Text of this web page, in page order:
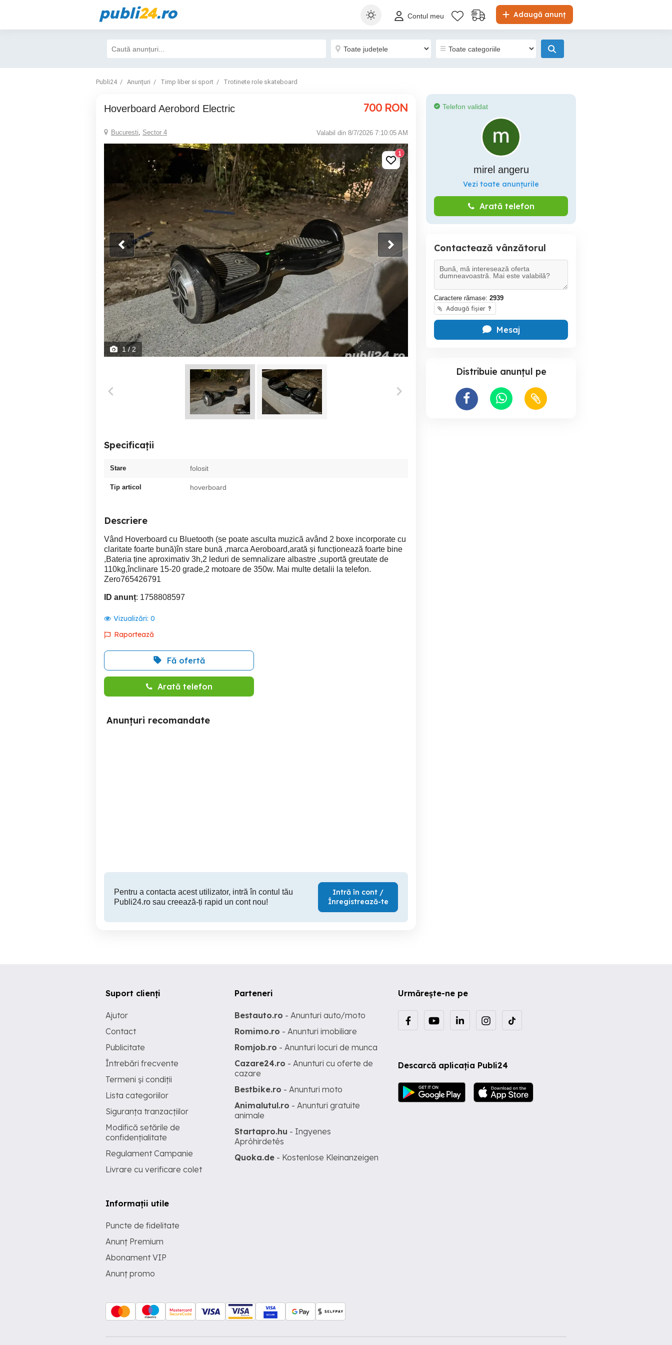
publi24.ro Adaugă anunț
Contul meu
Publi24 Anunțuri Timp liber si sport Trotinete role skateboard
Hoverboard Aerobord Electric 700 RON
Bucuresti, Sector 4 Valabil din 8/7/2026 7:10:05 AM
1
1 / 2
Specificații
Stare folosit
Tip articol hoverboard
Descriere
Vând Hoverboard cu Bluetooth (se poate asculta muzică având 2 boxe incorporate cu
claritate foarte bună)în stare bună ,marca Aeroboard,arată și funcționează foarte bine
,Bateria ține aproximativ 3h,2 leduri de semnalizare albastre ,suportă greutate de
110kg,înclinare 15-20 grade,2 motoare de 350w. Mai multe detalii la telefon.
Zero765426791
ID anunț: 1758808597
Vizualizări: 0
Raportează
Fă ofertă
Arată telefon
Anunțuri recomandate
Pentru a contacta acest utilizator, intră în contul tău
Publi24.ro sau creează-ți rapid un cont nou!
Intră în cont /
Înregistrează-te
Telefon validat
mirel angeru
Vezi toate anunțurile
Arată telefon
Contactează vânzătorul
Caractere rămase: 2939
Adaugă fișier ?
Mesaj
Distribuie anunțul pe
Urmărește-ne pe
Descarcă aplicația Publi24
Suport clienți
Ajutor
Contact
Publicitate
Întrebări frecvente
Termeni și condiții
Lista categoriilor
Siguranța tranzacțiilor
Modifică setările de
confidențialitate
Regulament Campanie
Livrare cu verificare colet
Informații utile
Puncte de fidelitate
Anunț Premium
Abonament VIP
Anunț promo
Parteneri
Bestauto.ro - Anunturi auto/moto
Romimo.ro - Anunturi imobiliare
Romjob.ro - Anunturi locuri de munca
Cazare24.ro - Anunturi cu oferte de
cazare
Bestbike.ro - Anunturi moto
Animalutul.ro - Anunturi gratuite
animale
Startapro.hu - Ingyenes
Apróhirdetés
Quoka.de - Kostenlose Kleinanzeigen